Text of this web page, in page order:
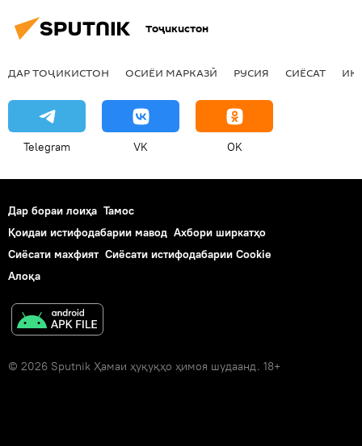
Тоҷикистон
ДАР ТОҶИКИСТОН ОСИЁИ МАРКАЗӢ РУСИЯ СИЁСАТ
Telegram VK OK
Дар бораи лоиҳа Тамос
Қоидаи истифодабарии мавод Ахбори ширкатҳо
Сиёсати махфият Сиёсати истифодабарии Cookie
Алоқа
© 2026 Sputnik Ҳамаи ҳуқуқҳо ҳимоя шудаанд. 18+